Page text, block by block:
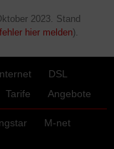
2023. Stand
hier melden).
DSL
Tarife Angebote
M-net